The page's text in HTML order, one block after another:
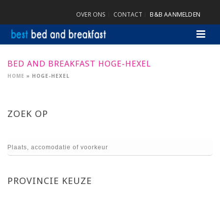
OVER ONS CONTACT B&B AANMELDEN
BED AND BREAKFAST HOGE-HEXEL
HOME » HOGE-HEXEL
ZOEK OP
PROVINCIE KEUZE